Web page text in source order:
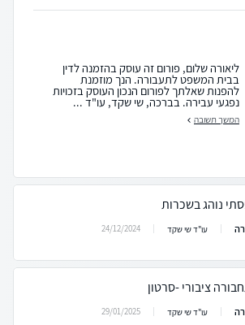
ליאורה שלום, פורום זה עוסק בהזמנה לדין
בבית המשפט לתעבורה. הנך מוזמנת
להפנות שאלתך לפורום הנכון העוסק בזכויות
נפגעי עבירה. בברכה, שי שקד, עו"ד ...
המשך תשובה
נוהג בשכרות
עו"ד שי שקד 24/12/2024
ציבורי -סרטון
עו"ד שי שקד 29/01/2025